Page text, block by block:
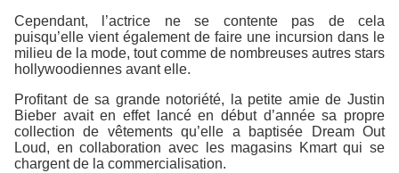
Cependant, l’actrice ne se contente pas de cela
puisqu’elle vient également de faire une incursion dans le
milieu de la mode, tout comme de nombreuses autres stars
hollywoodiennes avant elle.
Profitant de sa grande notoriété, la petite amie de Justin
Bieber avait en effet lancé en début d’année sa propre
collection de vêtements qu’elle a baptisée
Dream Out
Loud, en collaboration avec les magasins Kmartqui se
chargent de la commercialisation.